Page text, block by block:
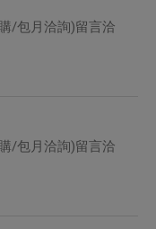
/包月洽詢)留言洽
/包月洽詢)留言洽